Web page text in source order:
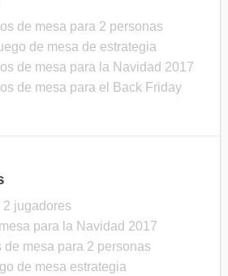
de mesa para 2 personas
de mesa de estrategia
de mesa para la Navidad 2017
de mesa para el Back Friday
jugadores
para la Navidad 2017
de mesa para 2 personas
de mesa estrategia